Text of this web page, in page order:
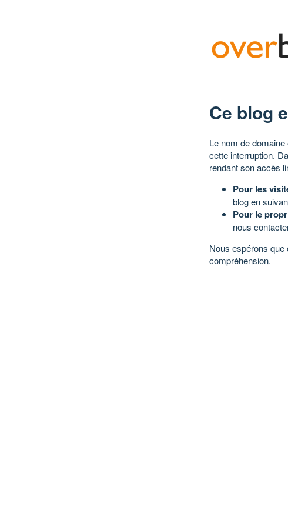
Ce blog
Le nom de domaine
cette interruption.
rendant son accès
Pour les
blog en
Pour le
nous
Nous espérons
compréhension.